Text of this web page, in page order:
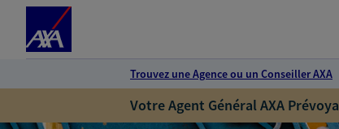
Trouvez une Agence ou un Conseiller AXA
Votre Agent Général AXA